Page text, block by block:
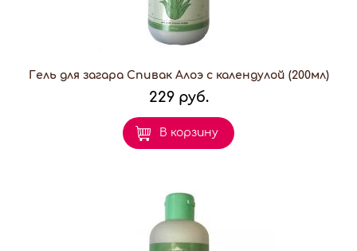
Гель для загара Спивак Алоэ с календулой (200мл)
229 руб.
В корзину